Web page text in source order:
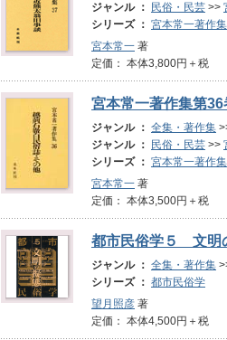
ジャンル ：
民俗・民芸 >>
シリーズ ： 宮本常一著作集
宮本常一 著
定価： 本体3,800円＋
宮本常一著作集第
ジャンル ： 全集・著作集
ジャンル ：
民俗・民芸 >>
シリーズ ： 宮本常一著作集
宮本常一 著
定価： 本体3,500円＋
都市民俗学５ 文明
ジャンル ： 全集・著作集
シリーズ ： 都市民俗学
望月照彦 著
定価： 本体4,500円＋